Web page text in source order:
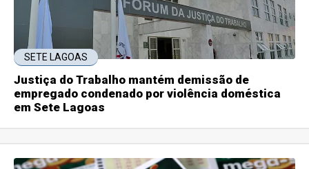
SETE LAGOAS
Justiça do Trabalho mantém demissão de
empregado condenado por violência doméstica
em Sete Lagoas